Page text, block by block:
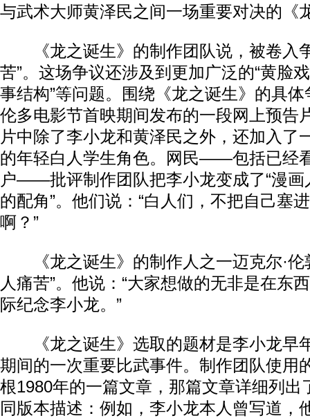
与武术大师黄泽民之间一场重要对决的《
《龙之诞生》的制作团队说，被卷入
苦”。这场争议还涉及到更加广泛的“黄脸
事结构”等问题。围绕《龙之诞生》的具
伦多电影节首映期间发布的一段网上预告
片中除了李小龙和黄泽民之外，还加入了
的年轻白人学生角色。网民——包括已经
户——批评制作团队把李小龙变成了“漫画
的配角”。他们说：“白人们，不把自己塞
啊？”
《龙之诞生》的制作人之一迈克尔·伦
人痛苦”。他说：“大家想做的无非是在东
际纪念李小龙。”
《龙之诞生》选取的题材是李小龙早
期间的一次重要比武事件。制作团队使用
根1980年的一篇文章，那篇文章详细列出
同版本描述：例如，李小龙本人曾写道，